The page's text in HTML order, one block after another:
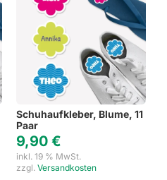
Schuhaufkleber, Blume, 11
Paar
9,90 €
inkl. 19 % MwSt.
zzgl. Versandkosten